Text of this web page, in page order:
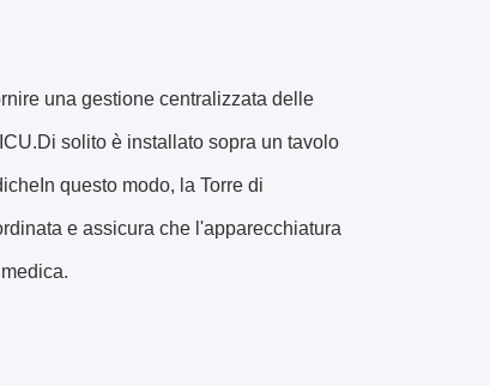
una gestione centralizzata delle
solito è installato sopra un tavolo
questo modo, la Torre di
e assicura che l'apparecchiatura